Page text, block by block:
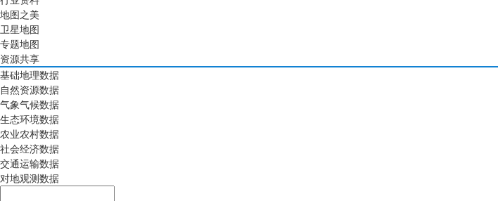
地图之美
卫星地图
专题地图
资源共享
基础地理数据
自然资源数据
气象气候数据
生态环境数据
农业农村数据
社会经济数据
交通运输数据
对地观测数据